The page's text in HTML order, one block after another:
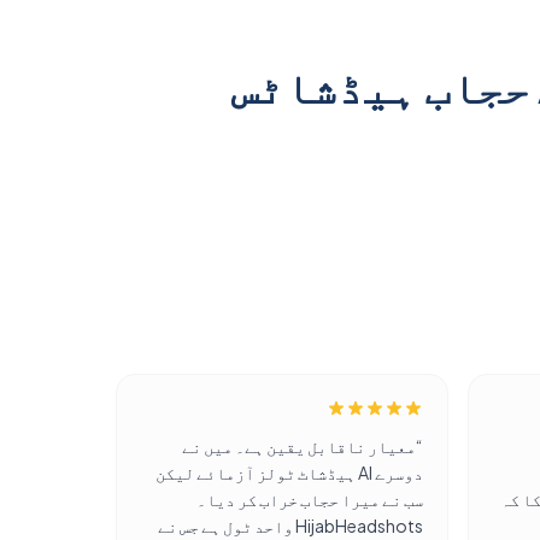
کہ
“معیار ناقابل یقین ہے۔ میں نے
دوسرے AI ہیڈشاٹ ٹولز آزمائے لیکن
سب نے میرا حجاب خراب کر دیا۔
HijabHeadshots واحد ٹول ہے جس نے